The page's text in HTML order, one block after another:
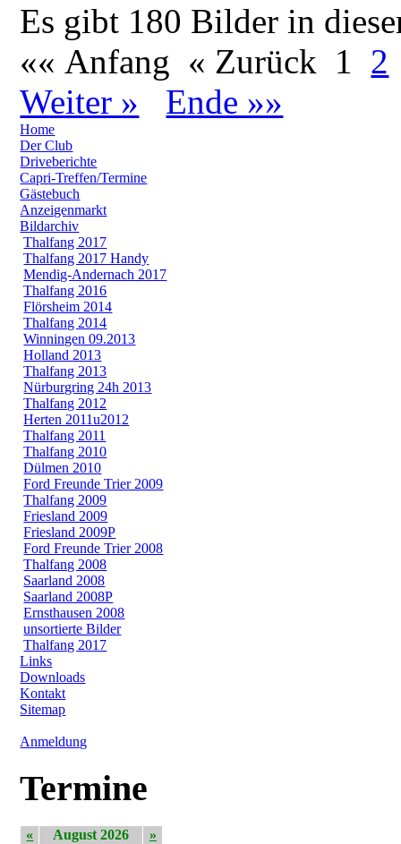
Es gibt 180 Bilder in
«« Anfang « Zurück 1 2
Weiter »
Ende »»
Home
Der Club
Driveberichte
Capri-Treffen/Termine
Gästebuch
Anzeigenmarkt
Bildarchiv
Thalfang 2017
Thalfang 2017 Handy
Mendig-Andernach 2017
Thalfang 2016
Flörsheim 2014
Thalfang 2014
Winningen 09.2013
Holland 2013
Thalfang 2013
Nürburgring 24h 2013
Thalfang 2012
Herten 2011u2012
Thalfang 2011
Thalfang 2010
Dülmen 2010
Ford Freunde Trier 2009
Thalfang 2009
Friesland 2009
Friesland 2009P
Ford Freunde Trier 2008
Thalfang 2008
Saarland 2008
Saarland 2008P
Ernsthausen 2008
unsortierte Bilder
Thalfang 2017
Links
Downloads
Kontakt
Sitemap
Anmeldung
Termine
« August 2026
»